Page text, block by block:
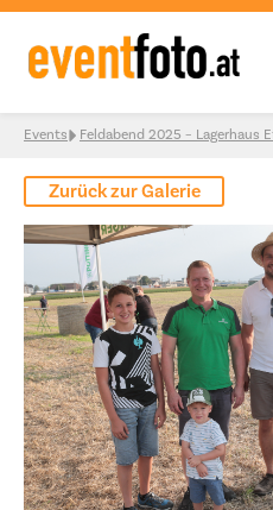
Skip to content
Events Feldabend 2025 – Lagerhaus
Zurück zur Galerie